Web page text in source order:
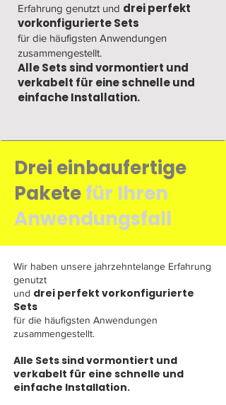
Erfahrung genutzt und drei perfekt
vorkonfigurierte Sets
für die häufigsten Anwendungen
zusammengestellt.
Alle Sets sind vormontiert und
verkabelt für eine schnelle und
einfache Installation.
Drei einbaufertige
Paketefür Ihren
Anwendungsfall
Wir haben unsere jahrzehntelange Erfahrung
genutzt
und drei perfekt vorkonfigurierte
Sets
für die häufigsten Anwendungen
zusammengestellt.
Alle Sets sind vormontiert und
verkabelt für eine schnelle und
einfache Installation.